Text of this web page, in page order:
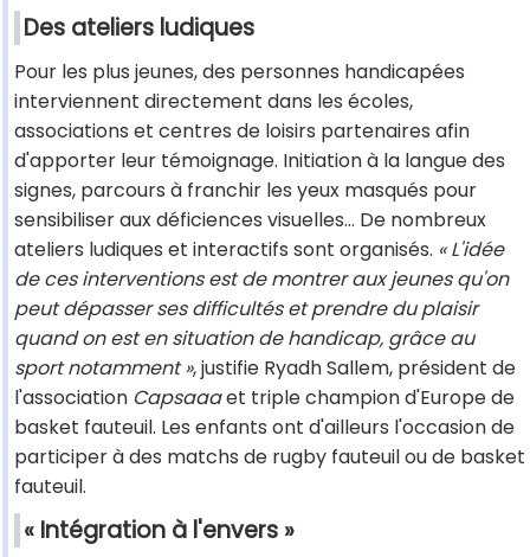
Des ateliers ludiques
Pour les plus jeunes, des personnes handicapées
interviennent directement dans les écoles,
associations et centres de loisirs partenaires afin
d'apporter leur témoignage. Initiation à la langue des
signes, parcours à franchir les yeux masqués pour
sensibiliser aux déficiences visuelles… De nombreux
ateliers ludiques et interactifs sont organisés. « L'idée
de ces interventions est de montrer aux jeunes qu'on
peut dépasser ses difficultés et prendre du plaisir
quand on est en situation de handicap, grâce au
sport notamment », justifie Ryadh Sallem, président de
l'association Capsaaaet triple champion d'Europe de
basket fauteuil. Les enfants ont d'ailleurs l'occasion de
participer à des matchs de rugby fauteuil ou de basket
fauteuil.
« Intégration à l'envers »